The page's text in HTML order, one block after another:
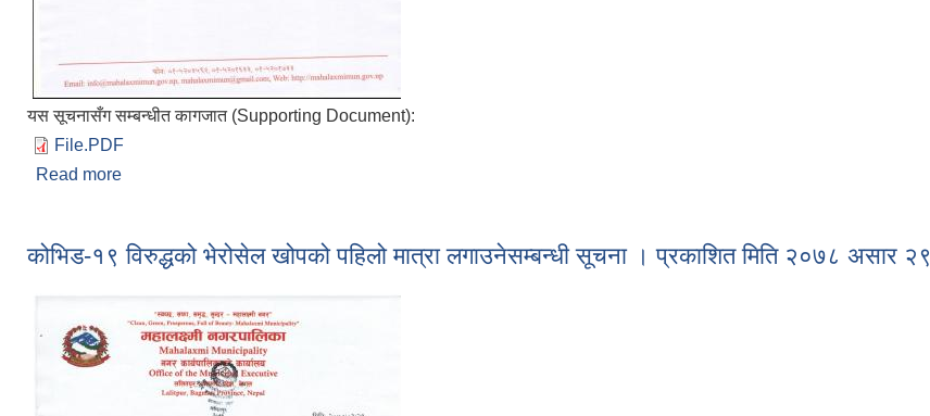
यस सूचनासँग सम्बन्धीत कागजात (Supporting Document):
File.PDF
Read more
कोभिड-१९ विरुद्धको भेरोसेल खोपको पहिलो मात्रा लगाउनेसम्बन्धी सूचना । प्रकाशित मिति २०७८ असार २९